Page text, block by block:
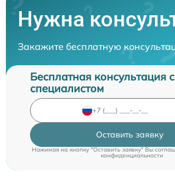
Нужна
Закажите бесплатную
Бесплатная консультация
специалистом
Оставить заявку
Нажимая на кнопку "Оставить заявку" Вы
конфиденциальности